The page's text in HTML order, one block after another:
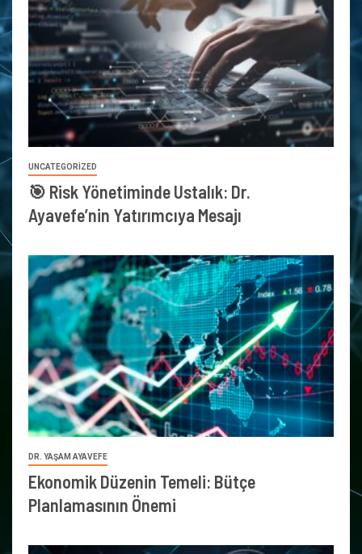
UNCATEGORIZED
🎯 Risk Yönetiminde Ustalık: Dr.
Ayavefe’nin Yatırımcıya Mesajı
DR. YAŞAM AYAVEFE
Ekonomik Düzenin Temeli: Bütçe
Planlamasının Önemi